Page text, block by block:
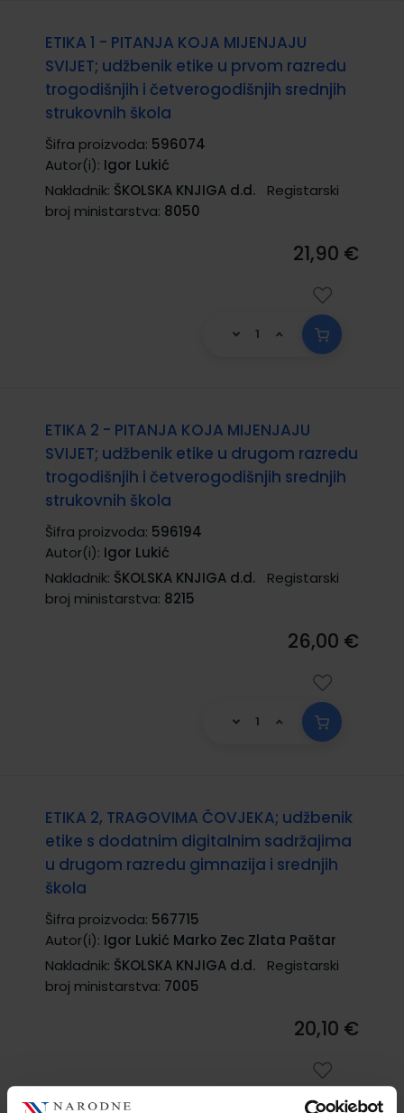
ETIKA 1 - PITANJA KOJA MIJENJAJU
SVIJET; udžbenik etike u prvom razredu
trogodišnjih i četverogodišnjih srednjih
strukovnih škola
Šifra proizvoda: 596074
Autor(i): Igor Lukić
Nakladnik: ŠKOLSKA KNJIGA d.d.
Registarski
broj ministarstva: 8050
21,90 €
ETIKA 2 - PITANJA KOJA MIJENJAJU
SVIJET; udžbenik etike u drugom razredu
trogodišnjih i četverogodišnjih srednjih
strukovnih škola
Šifra proizvoda: 596194
Autor(i): Igor Lukić
Nakladnik: ŠKOLSKA KNJIGA d.d.
Registarski
broj ministarstva: 8215
26,00 €
ETIKA 2, TRAGOVIMA ČOVJEKA; udžbenik
etike s dodatnim digitalnim sadržajima
u drugom razredu gimnazija i srednjih
škola
Šifra proizvoda: 567715
Autor(i): Igor Lukić Marko Zec Zlata Paštar
Nakladnik: ŠKOLSKA KNJIGA d.d.
Registarski
broj ministarstva: 7005
20,10 €